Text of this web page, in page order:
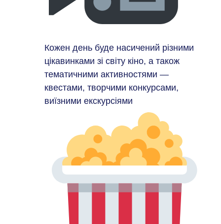
Кожен день буде насичений різними
цікавинками зі світу кіно, а також
тематичними активностями —
квестами, творчими конкурсами,
виїзними екскурсіями